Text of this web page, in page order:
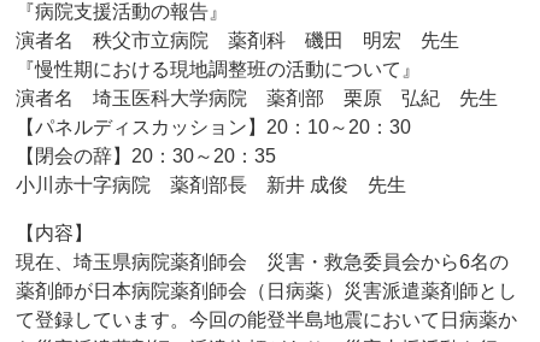
『病院支援活動の報告』
演者名 秩父市立病院 薬剤科 磯田 明宏 先生
『慢性期における現地調整班の活動について』
演者名 埼玉医科大学病院 薬剤部 栗原 弘紀 先生
【パネルディスカッション】20：10～20：30
【閉会の辞】20：30～20：35
小川赤十字病院 薬剤部長 新井 成俊 先生
【内容】
現在、埼玉県病院薬剤師会 災害・救急委員会から6名の
薬剤師が日本病院薬剤師会（日病薬）災害派遣薬剤師とし
て登録しています。今回の能登半島地震において日病薬か